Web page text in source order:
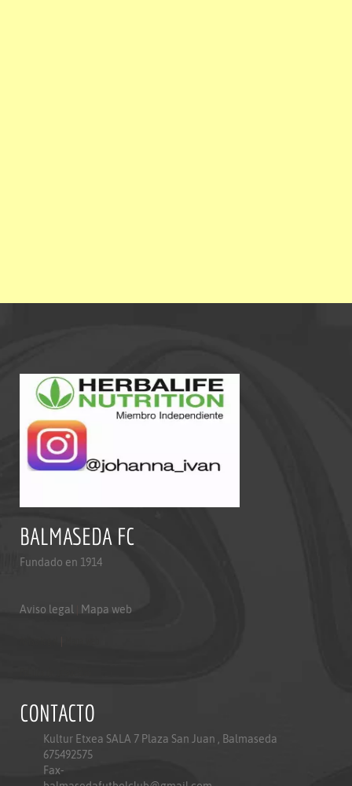
BALMASEDA FC
Fundado en 1914
Aviso legal Mapa web
CONTACTO
Kultur Etxea SALA 7 Plaza San Juan , Balmaseda
675492575
Fax-